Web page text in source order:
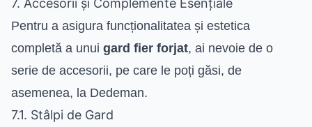
7. Accesorii și Complemente Esențiale
Pentru a asigura funcționalitatea și estetica
completă a unui gard fier forjat, ai nevoie de o
serie de accesorii, pe care le poți găsi, de
asemenea, la Dedeman.
7.1. Stâlpi de Gard